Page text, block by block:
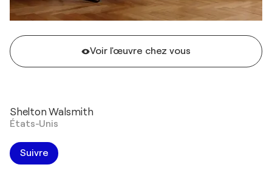
Voir l'œuvre chez vous
Shelton Walsmith
États-Unis
Suivre